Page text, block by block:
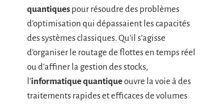
quantiques pour résoudre des problèmes
d’optimisation qui dépassaient les capacités
des systèmes classiques. Qu’il s’agisse
d’organiser le routage de flottes en temps réel
ou d’affiner la gestion des stocks,
l’informatique quantiqueouvre la voie à des
traitements rapides et efficaces de volumes